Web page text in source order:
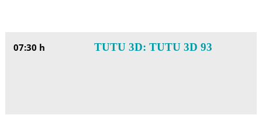
07:30 h TUTU 3D: TUTU 3D 93